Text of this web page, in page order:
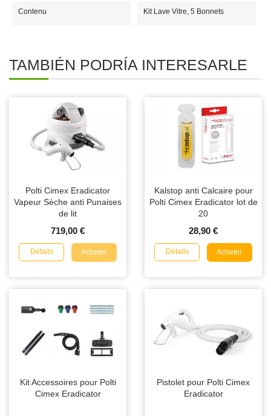
Contenu Kit Lave Vitre, 5 Bonnets
TAMBIÉN PODRÍA INTERESARLE
Polti Cimex Eradicator
Vapeur Sèche anti Punaises
de lit
719,00 €
Détails Acheter
Kalstop anti Calcaire pour
Polti Cimex Eradicator lot de
20
28,90 €
Détails Acheter
Kit Accessoires pour Polti
Cimex Eradicator
Pistolet pour Polti Cimex
Eradicator